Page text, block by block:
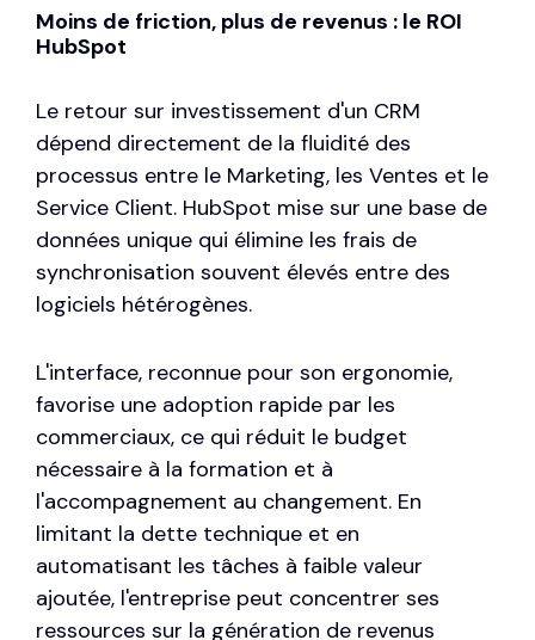
Moins de friction, plus de revenus : le ROI
HubSpot
Le retour sur investissement d'un CRM
dépend directement de la fluidité des
processus entre le Marketing, les Ventes et le
Service Client. HubSpot mise sur une base de
données unique qui élimine les frais de
synchronisation souvent élevés entre des
logiciels hétérogènes.
L'interface, reconnue pour son ergonomie,
favorise une adoption rapide par les
commerciaux, ce qui réduit le budget
nécessaire à la formation et à
l'accompagnement au changement. En
limitant la dette technique et en
automatisant les tâches à faible valeur
ajoutée, l'entreprise peut concentrer ses
ressources sur la génération de revenus